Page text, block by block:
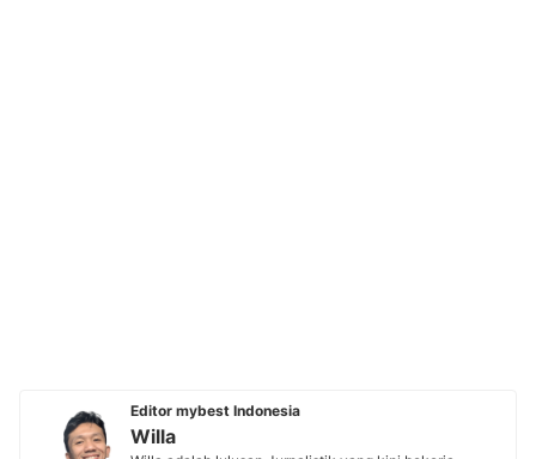
Editor mybest Indonesia
Willa